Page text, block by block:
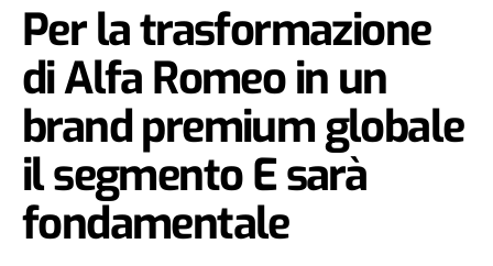
Per la trasformazione
di Alfa Romeo in un
brand premium globale
il segmento E sarà
fondamentale